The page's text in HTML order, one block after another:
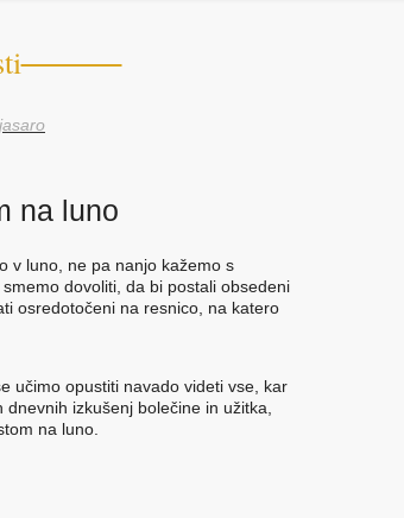
na luno
v luno, ne pa nanjo kažemo s
dovoliti, da bi postali obsedeni
osredotočeni na resnico, na katero
učimo opustiti navado videti vse, kar
izkušenj bolečine in užitka,
na luno.